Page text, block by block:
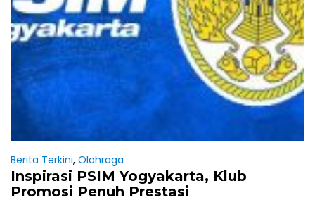
Berita Terkini, Olahraga
Inspirasi PSIM Yogyakarta, Klub
Promosi Penuh Prestasi